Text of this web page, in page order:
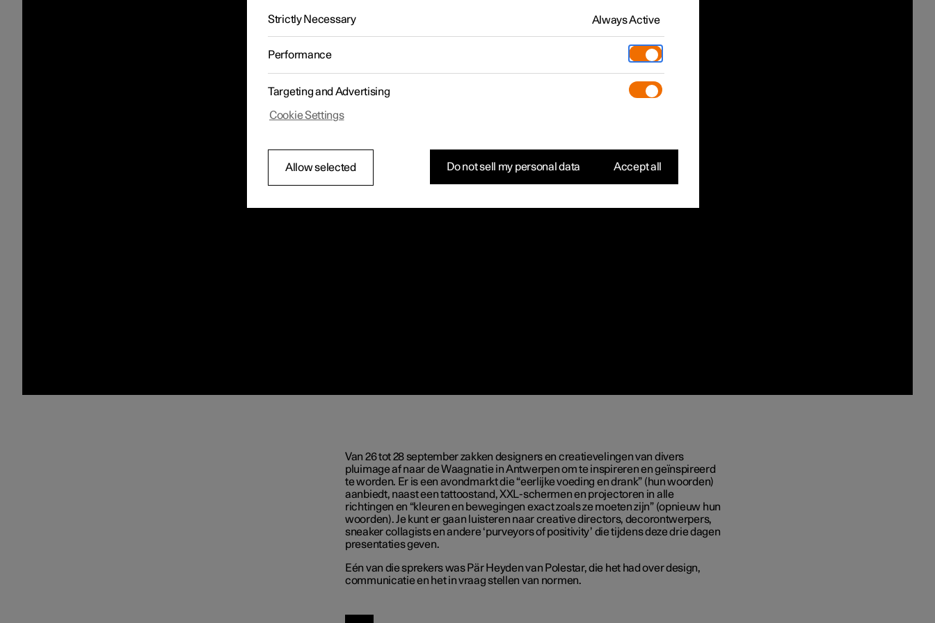
Van 26 tot 28 september zakken designers en creatievelingen van divers
pluimage af naar de Waagnatie in Antwerpen om te inspireren en geïnspireerd
te worden. Er is een avondmarkt die “eerlijke voeding en drank” (hun woorden)
aanbiedt, naast een tattoostand, XXL-schermen en projectoren in alle
richtingen en “kleuren en bewegingen exact zoals ze moeten zijn” (opnieuw hun
woorden). Je kunt er gaan luisteren naar creative directors, decorontwerpers,
sneaker collagists en andere ‘purveyors of positivity’ die tijdens deze drie dagen
presentaties geven.
Eén van die sprekers was Pär Heyden van Polestar, die het had over design,
communicatie en het in vraag stellen van normen.
Strictly Necessary Always Active
Performance
Targeting and Advertising
Cookie Settings
Allow selected Do not sell my personal data Accept all